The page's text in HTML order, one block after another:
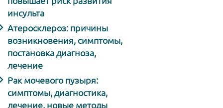
инсульта
Атеросклероз: причины
возникновения, симптомы,
постановка диагноза,
лечение
Рак мочевого пузыря:
симптомы, диагностика,
лечение, новые методы